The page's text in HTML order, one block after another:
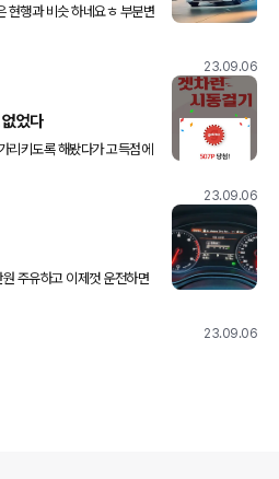
작되어 2030년까지만 판매
23.09.06
었다
23.09.06
립니다. 지지난주 지난주
23.09.06